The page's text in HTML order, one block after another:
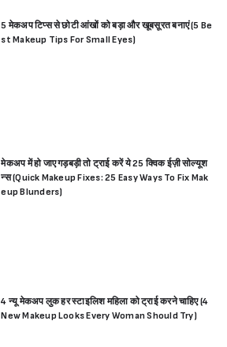
5 मेकअप टिप्स से छोटी आंखों को बड़ा और खूबसूरत बनाएं (5 Be
st Makeup Tips For Small Eyes)
मेकअप में हो जाए गड़बड़ी तो ट्राई करें ये 25 क्विक ईज़ी सोल्यूश
न्स (Quick Makeup Fixes: 25 Easy Ways To Fix Mak
eup Blunders)
4 न्यू मेकअप लुक हर स्टाइलिश महिला को ट्राई करने चाहिए (4
New Makeup Looks Every Woman Should Try)